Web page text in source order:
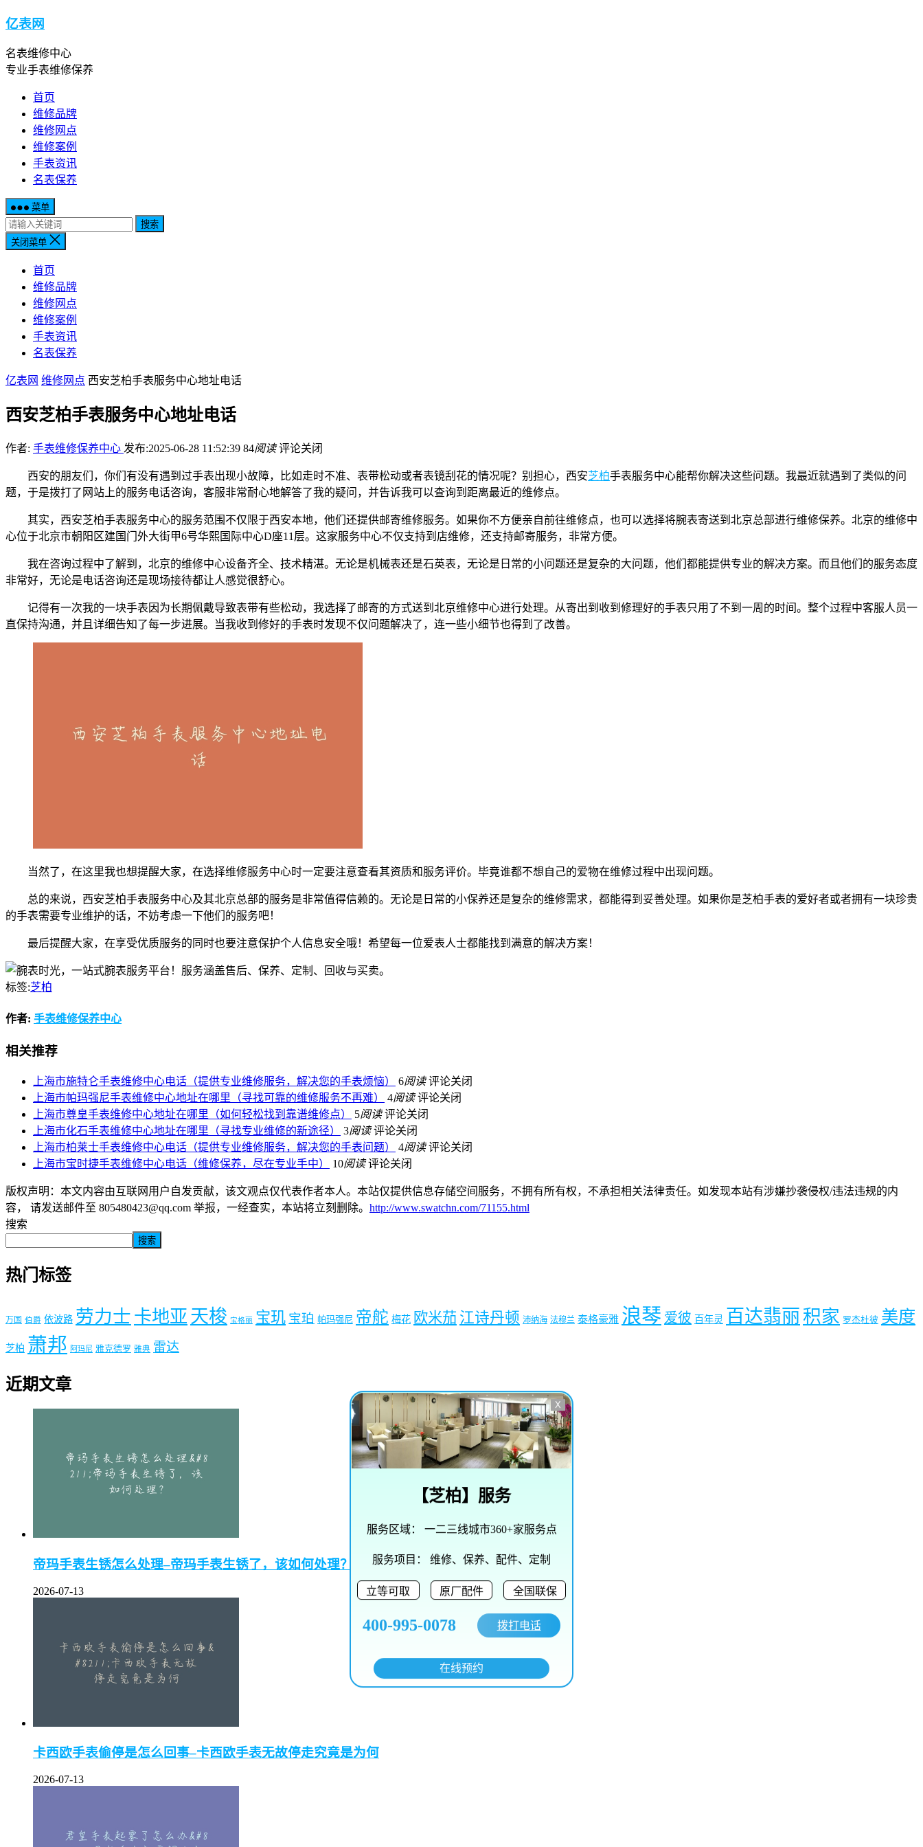
亿表网
名表维修中心
专业手表维修保养
首页
维修品牌
维修网点
维修案例
手表资讯
名表保养
菜单
搜索
关闭菜单
首页
维修品牌
维修网点
维修案例
手表资讯
名表保养
亿表网 维修网点 西安芝柏手表服务中心地址电话
西安芝柏手表服务中心地址电话
作者: 手表维修保养中心 发布:2025-06-28 11:52:39 84阅读 评论关闭
西安的朋友们，你们有没有遇到过手表出现小故障，比如走时不准、表带松动或者表镜刮花的情况呢？别担心，西安芝柏手表服务中心能帮你解决这些问题。我最近就遇到了类似的问
题，于是拨打了网站上的服务电话咨询，客服非常耐心地解答了我的疑问，并告诉我可以查询到距离最近的维修点。
其实，西安芝柏手表服务中心的服务范围不仅限于西安本地，他们还提供邮寄维修服务。如果你不方便亲自前往维修点，也可以选择将腕表寄送到北京总部进行维修保养。北京的维修中
心位于北京市朝阳区建国门外大街甲6号华熙国际中心D座11层。这家服务中心不仅支持到店维修，还支持邮寄服务，非常方便。
我在咨询过程中了解到，北京的维修中心设备齐全、技术精湛。无论是机械表还是石英表，无论是日常的小问题还是复杂的大问题，他们都能提供专业的解决方案。而且他们的服务态度
非常好，无论是电话咨询还是现场接待都让人感觉很舒心。
记得有一次我的一块手表因为长期佩戴导致表带有些松动，我选择了邮寄的方式送到北京维修中心进行处理。从寄出到收到修理好的手表只用了不到一周的时间。整个过程中客服人员一
直保持沟通，并且详细告知了每一步进展。当我收到修好的手表时发现不仅问题解决了，连一些小细节也得到了改善。
当然了，在这里我也想提醒大家，在选择维修服务中心时一定要注意查看其资质和服务评价。毕竟谁都不想自己的爱物在维修过程中出现问题。
总的来说，西安芝柏手表服务中心及其北京总部的服务是非常值得信赖的。无论是日常的小保养还是复杂的维修需求，都能得到妥善处理。如果你是芝柏手表的爱好者或者拥有一块珍贵
的手表需要专业维护的话，不妨考虑一下他们的服务吧！
最后提醒大家，在享受优质服务的同时也要注意保护个人信息安全哦！希望每一位爱表人士都能找到满意的解决方案！
标签:芝柏
作者: 手表维修保养中心
相关推荐
上海市施特仑手表维修中心电话（提供专业维修服务，解决您的手表烦恼） 6阅读 评论关闭
上海市帕玛强尼手表维修中心地址在哪里（寻找可靠的维修服务不再难）
4阅读 评论关闭
上海市尊皇手表维修中心地址在哪里（如何轻松找到靠谱维修点）
5阅读 评论关闭
上海市化石手表维修中心地址在哪里（寻找专业维修的新途径）
3阅读 评论关闭
上海市柏莱士手表维修中心电话（提供专业维修服务，解决您的手表问题）
4阅读 评论关闭
上海市宝时捷手表维修中心电话（维修保养，尽在专业手中）
10阅读 评论关闭
版权声明：本文内容由互联网用户自发贡献，该文观点仅代表作者本人。本站仅提供信息存储空间服务，不拥有所有权，不承担相关法律责任。如发现本站有涉嫌抄袭侵权/违法违规的内
容， 请发送邮件至 805480423@qq.com 举报，一经查实，本站将立刻删除。 http://www.swatchn.com/71155.html
搜索
搜索
热门标签
万国 伯爵 依波路 劳力士 卡地亚 天梭 宝格丽 宝玑 宝珀 帕玛强尼 帝舵 梅花 欧米茄 江诗丹顿 沛纳海 法穆兰 泰格豪雅 浪琴 爱彼 百年灵 百达翡丽 积家 罗杰杜彼 美度
芝柏 萧邦 阿玛尼 雅克德罗 雅典 雷达
近期文章
帝玛手表生锈怎么处理–帝玛手表生锈了，该如何处理？
2026-07-13
卡西欧手表偷停是怎么回事–卡西欧手表无故停走究竟是为何
2026-07-13
X
【芝柏】服务
服务区域： 一二三线城市360+家服务点
服务项目： 维修、保养、配件、定制
立等可取 原厂配件 全国联保
400-995-0078 拨打电话
在线预约